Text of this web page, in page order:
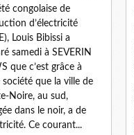
congolaise de
d’électricité
Louis Bibissi a
samedi à SEVERIN
que c’est grâce à
que la ville de
Noire, au sud,
dans le noir, a de
Ce courant...